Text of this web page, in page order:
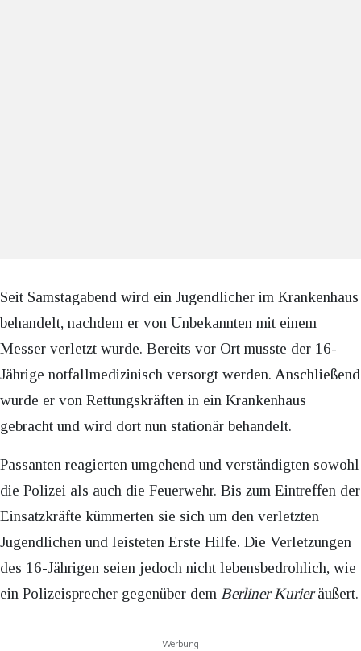
Seit Samstagabend wird ein Jugendlicher im Krankenhaus
behandelt, nachdem er von Unbekannten mit einem
Messer verletzt wurde. Bereits vor Ort musste der 16-
Jährige notfallmedizinisch versorgt werden. Anschließend
wurde er von Rettungskräften in ein Krankenhaus
gebracht und wird dort nun stationär behandelt.
Passanten reagierten umgehend und verständigten sowohl
die Polizei als auch die Feuerwehr. Bis zum Eintreffen der
Einsatzkräfte kümmerten sie sich um den verletzten
Jugendlichen und leisteten Erste Hilfe. Die Verletzungen
des 16-Jährigen seien jedoch nicht lebensbedrohlich, wie
ein Polizeisprecher gegenüber dem Berliner Kurieräußert.
Werbung